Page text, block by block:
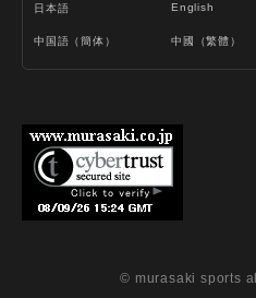
日本語 English
中国語（簡体） 中國（繁體）
© murasaki sports